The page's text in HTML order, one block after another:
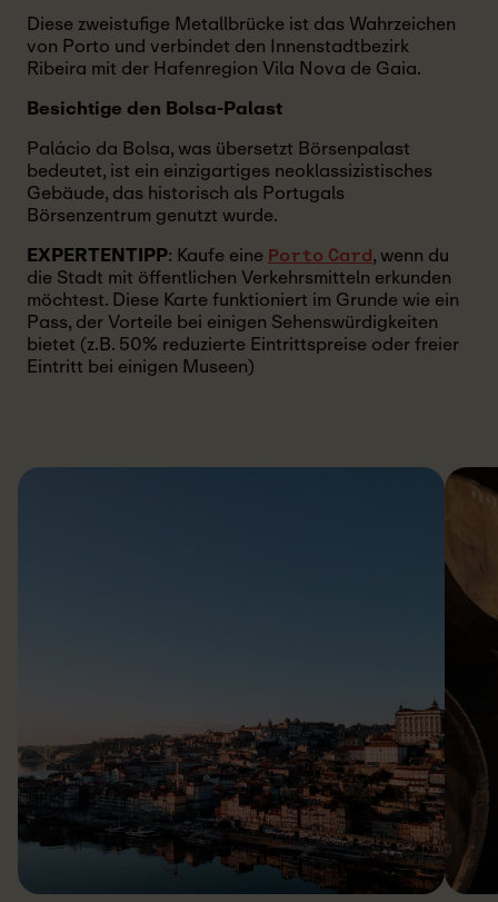
Diese zweistufige Metallbrücke ist das Wahrzeichen
von Porto und verbindet den Innenstadtbezirk
Ribeira mit der Hafenregion Vila Nova de Gaia.
Besichtige den Bolsa-Palast
Palácio da Bolsa, was übersetzt Börsenpalast
bedeutet, ist ein einzigartiges neoklassizistisches
Gebäude, das historisch als Portugals
Börsenzentrum genutzt wurde.
EXPERTENTIPP: Kaufe eine Porto Card , wenn du
die Stadt mit öffentlichen Verkehrsmitteln erkunden
möchtest. Diese Karte funktioniert im Grunde wie ein
Pass, der Vorteile bei einigen Sehenswürdigkeiten
bietet (z.B. 50% reduzierte Eintrittspreise oder freier
Eintritt bei einigen Museen)